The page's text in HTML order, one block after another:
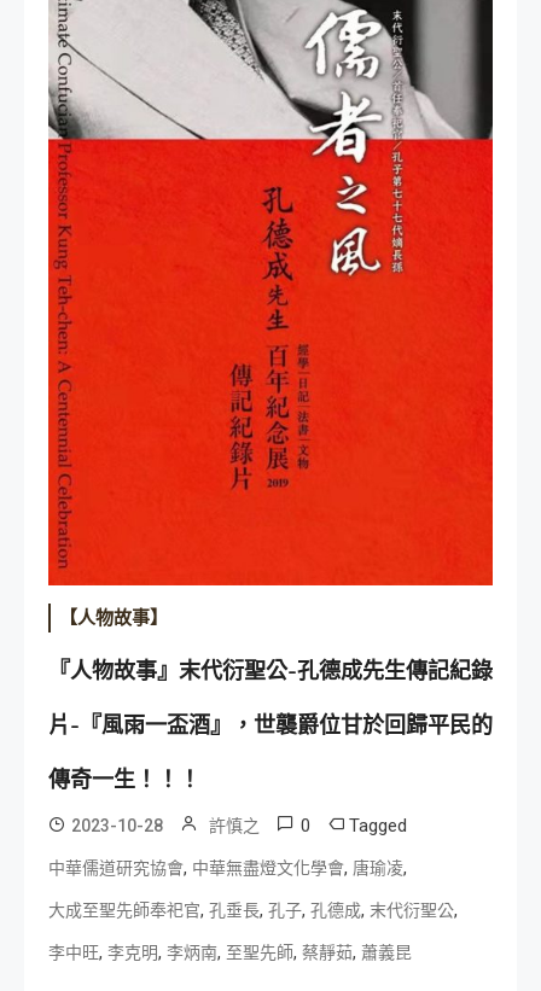
【人物故事】
『人物故事』末代衍聖公-孔德成先生傳記紀錄
片-『風雨一盃酒』，世襲爵位甘於回歸平民的
傳奇一生！！！
2023-10-28 許慎之 0 Tagged
中華儒道研究協會, 中華無盡燈文化學會, 唐瑜凌,
大成至聖先師奉祀官, 孔垂長, 孔子, 孔德成, 末代衍聖公,
李中旺, 李克明, 李炳南, 至聖先師, 蔡靜茹, 蕭義昆